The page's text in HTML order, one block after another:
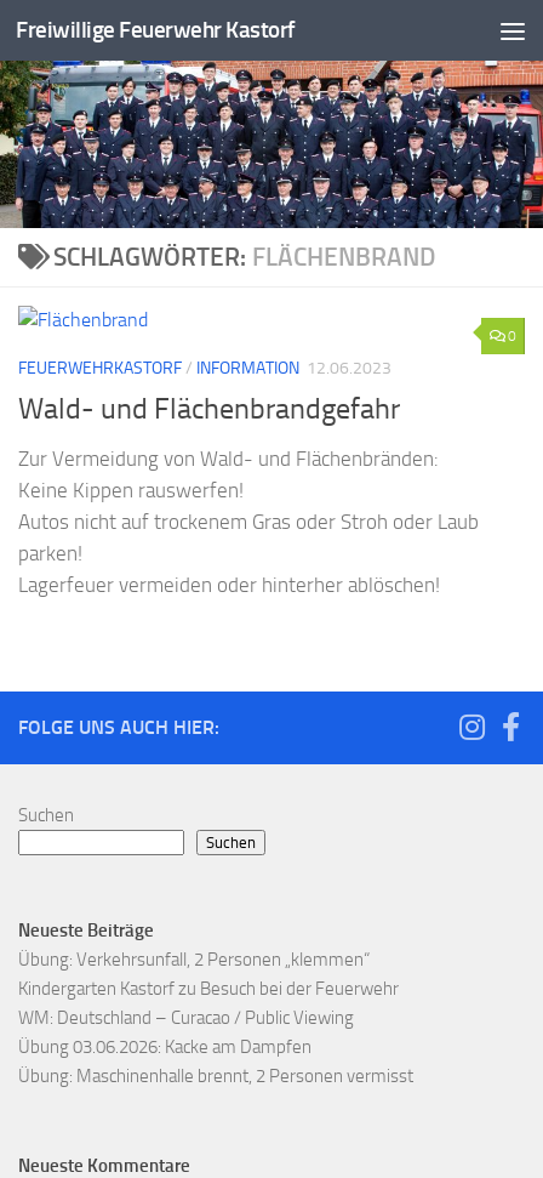
Zum Inhalt springen
Freiwillige Feuerwehr Kastorf
SCHLAGWÖRTER: FLÄCHENBRAND
0
FEUERWEHRKASTORF/ INFORMATION 12.06.2023
Wald- und Flächenbrandgefahr
Zur Vermeidung von Wald- und Flächenbränden:
Keine Kippen rauswerfen!
Autos nicht auf trockenem Gras oder Stroh oder Laub
parken!
Lagerfeuer vermeiden oder hinterher ablöschen!
FOLGE UNS AUCH HIER:
Suchen
Suchen
Neueste Beiträge
Übung: Verkehrsunfall, 2 Personen „klemmen“
Kindergarten Kastorf zu Besuch bei der Feuerwehr
WM: Deutschland – Curacao / Public Viewing
Übung 03.06.2026: Kacke am Dampfen
Übung: Maschinenhalle brennt, 2 Personen vermisst
Neueste Kommentare